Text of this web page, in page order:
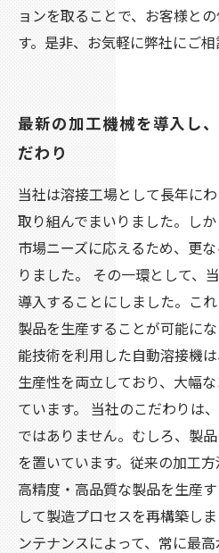
ョンを取ることで、お客様と
す。是非、お気軽に弊社にご相
最新の加工機械を導入し
だわり
当社は溶接工場として長年に
取り組んでまいりました。し
市場ニーズに応えるため、更
りました。 その一環として、
導入することにしました。こ
製品を生産することが可能に
能技術を利用した自動溶接機
生産性を両立しており、大幅
ています。 当社のこだわりは
ではありません。むしろ、製
を置いています。従来の加工
高精度・高品質な製品を生産
して製造プロセスを再構築し
ンテナンスによって、常に最